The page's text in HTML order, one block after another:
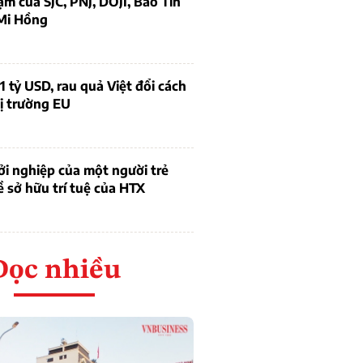
Hồng
tỷ USD, rau quả Việt đổi cách
trường EU
nghiệp của một người trẻ
sở hữu trí tuệ của HTX
nhiều